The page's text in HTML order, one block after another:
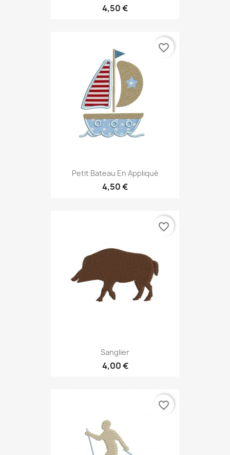
4,50 €
Petit Bateau En Appliqué
4,50 €
favorite_border
Sanglier
4,00 €
favorite_border
favorite_border